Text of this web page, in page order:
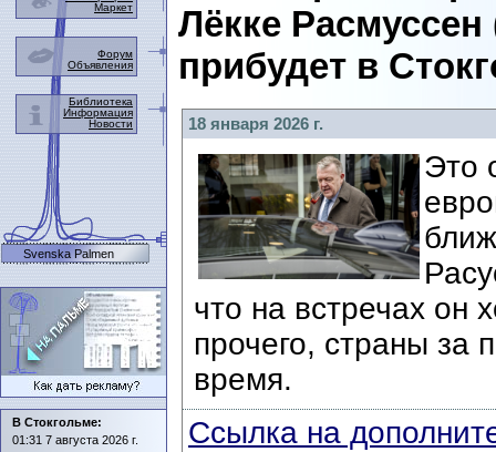
Лёкке
прибудет в
18 января 2026 г.
Это
что на встречах он
прочего, страны за
время.
Ссылка на
Маркет
Форум
Объявления
Библиотека
Информация
Новости
Svenska Palmen
В Стокгольме:
01:31 7 августа 2026 г.